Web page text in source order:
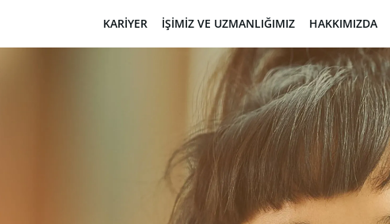
KARIYER İŞIMIZ VE UZMANLIĞIMIZ HAKKIMIZDA